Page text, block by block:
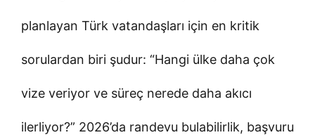
planlayan Türk vatandaşları için en kritik
sorulardan biri şudur: “Hangi ülke daha çok
vize veriyor ve süreç nerede daha akıcı
ilerliyor?” 2026’da randevu bulabilirlik, başvuru